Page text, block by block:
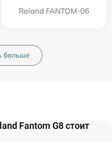
Roland FANTOM-06
больше
Fantom G8 стоит